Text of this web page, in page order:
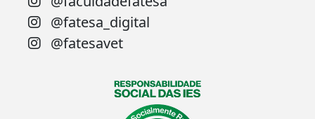
@fatesa_digital
@fatesavet